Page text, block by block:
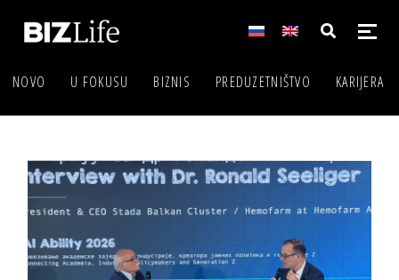
NOVO U FOKUSU BIZNIS PREDUZETNIŠTVO KARIJERA